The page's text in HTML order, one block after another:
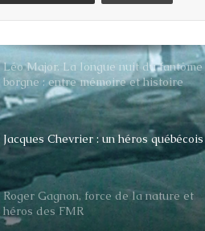
Léo Major. La longue nuit du fantôme
borgne : entre mémoire et histoire
Jacques Chevrier : un héros québécois
Roger Gagnon, force de la nature et
héros des FMR
Suggestion de lecture : 18 récits
inédits du jour J